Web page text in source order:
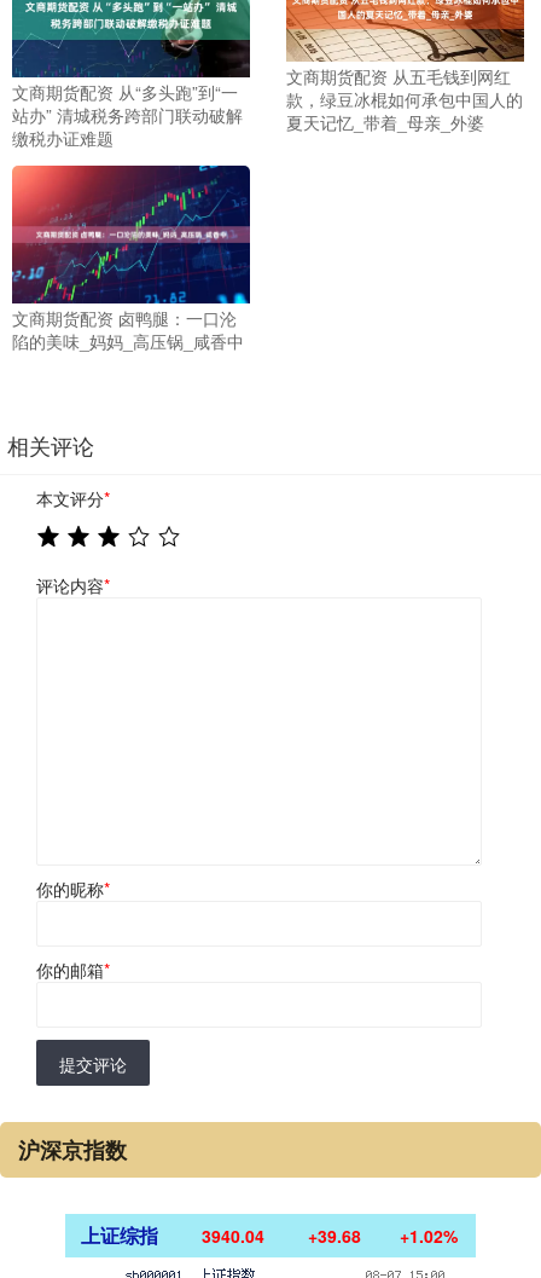
文商期货配资 从“多头跑”到“一
站办” 清城税务跨部门联动破解
缴税办证难题
文商期货配资 从五毛钱到网红
款，绿豆冰棍如何承包中国人的
夏天记忆_带着_母亲_外婆
文商期货配资 卤鸭腿：一口沦
陷的美味_妈妈_高压锅_咸香中
相关评论
本文评分*
评论内容*
你的昵称*
你的邮箱*
提交评论
沪深京指数
上证综指 3940.04 +39.68 +1.02%